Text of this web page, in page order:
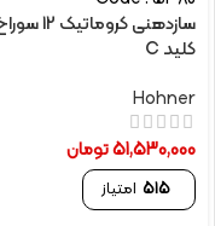
کلید C
Hohner
51,530,000تومان
515 امتیاز